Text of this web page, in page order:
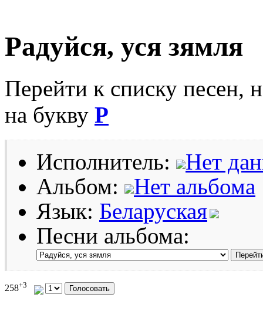
Радуйся, уся зямля
Перейти к списку песен,
на букву Р
Исполнитель:
Нет
Альбом:
Нет альбома
Язык: Беларуская
Песни альбома:
258+3